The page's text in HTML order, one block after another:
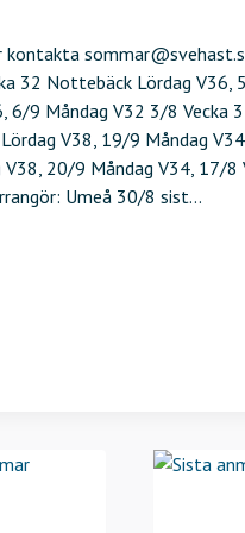
32 Nottebäck Lördag V36,
9 Måndag V32 3/8 Vecka
V38, 19/9 Måndag
20/9 Måndag V34, 17/8
Umeå 30/8 sist…